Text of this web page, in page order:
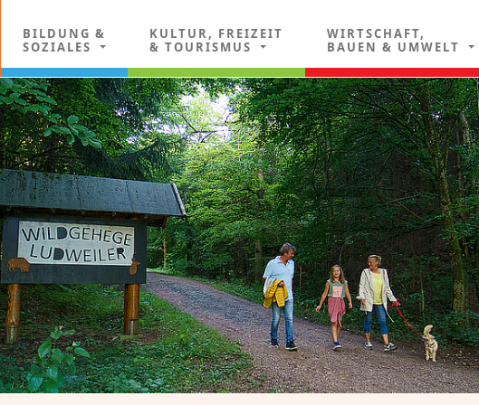
BILDUNG &
SOZIALES
KULTUR, FREIZEIT
& TOURISMUS
WIRTSCHAFT,
BAUEN & UMWELT